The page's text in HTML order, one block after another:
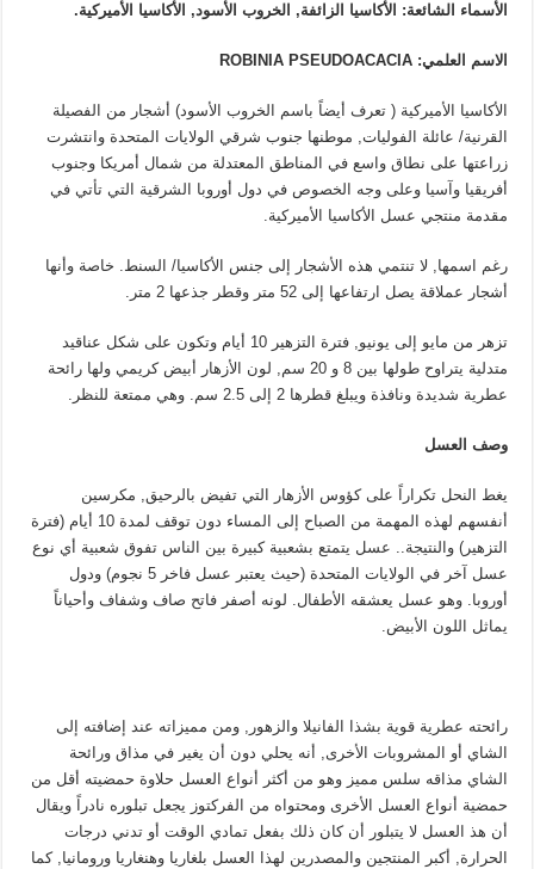
الأسماء الشائعة: الأكاسيا الزائفة, الخروب الأسود, الأكاسيا الأميركية.
الاسم العلمي:ROBINIA PSEUDOACACIA
الأكاسيا الأميركية ( تعرف أيضاً باسم الخروب الأسود) أشجار من الفصيلة
القرنية/ عائلة الفوليات, موطنها جنوب شرقي الولايات المتحدة وانتشرت
زراعتها على نطاق واسع في المناطق المعتدلة من شمال أمريكا وجنوب
أفريقيا وآسيا وعلى وجه الخصوص في دول أوروبا الشرقية التي تأتي في
مقدمة منتجي عسل الأكاسيا الأميركية.
رغم اسمها, لا تنتمي هذه الأشجار إلى جنس الأكاسيا/ السنط. خاصة وأنها
أشجار عملاقة يصل ارتفاعها إلى 52 متر وقطر جذعها 2 متر.
تزهر من مايو إلى يونيو, فترة التزهير 10 أيام وتكون على شكل عناقيد
متدلية يتراوح طولها بين 8 و 20 سم, لون الأزهار أبيض كريمي ولها رائحة
عطرية شديدة ونافذة ويبلغ قطرها 2 إلى 2.5 سم. وهي ممتعة للنظر.
وصف العسل
يغط النحل تكراراً على كؤوس الأزهار التي تفيض بالرحيق, مكرسين
أنفسهم لهذه المهمة من الصباح إلى المساء دون توقف لمدة 10 أيام (فترة
التزهير) والنتيجة.. عسل يتمتع بشعبية كبيرة بين الناس تفوق شعبية أي نوع
عسل آخر في الولايات المتحدة (حيث يعتبر عسل فاخر 5 نجوم) ودول
أوروبا. وهو عسل يعشقه الأطفال. لونه أصفر فاتح صاف وشفاف وأحياناً
يماثل اللون الأبيض.
رائحته عطرية قوية بشذا الفانيلا والزهور, ومن مميزاته عند إضافته إلى
الشاي أو المشروبات الأخرى, أنه يحلي دون أن يغير في مذاق ورائحة
الشاي مذاقه سلس مميز وهو من أكثر أنواع العسل حلاوة حمضيته أقل من
حمضية أنواع العسل الأخرى ومحتواه من الفركتوز يجعل تبلوره نادراً ويقال
أن هذ العسل لا يتبلور أن كان ذلك بفعل تمادي الوقت أو تدني درجات
الحرارة, أكبر المنتجين والمصدرين لهذا العسل بلغاريا وهنغاريا ورومانيا, كما